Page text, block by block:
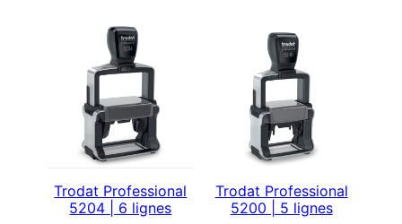
Trodat Professional
5204 | 6 lignes
Trodat Professional
5200 | 5 lignes